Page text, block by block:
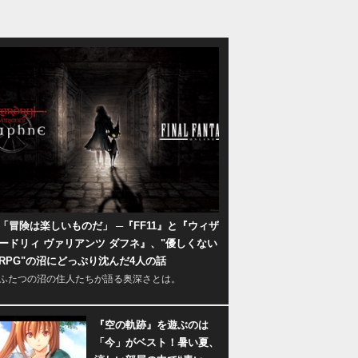
冒険は楽しいものだ」 ─『FF11』と『ウィザ
ドリィ ヴァリアンツ ダフネ』、"優しくない
の沼にどっぷり沈んだ4人の話
たつの沼の住人たちが語る奥深さとは。
『空の軌跡』を遊ぶのは
「今」がベスト！暑い夏、